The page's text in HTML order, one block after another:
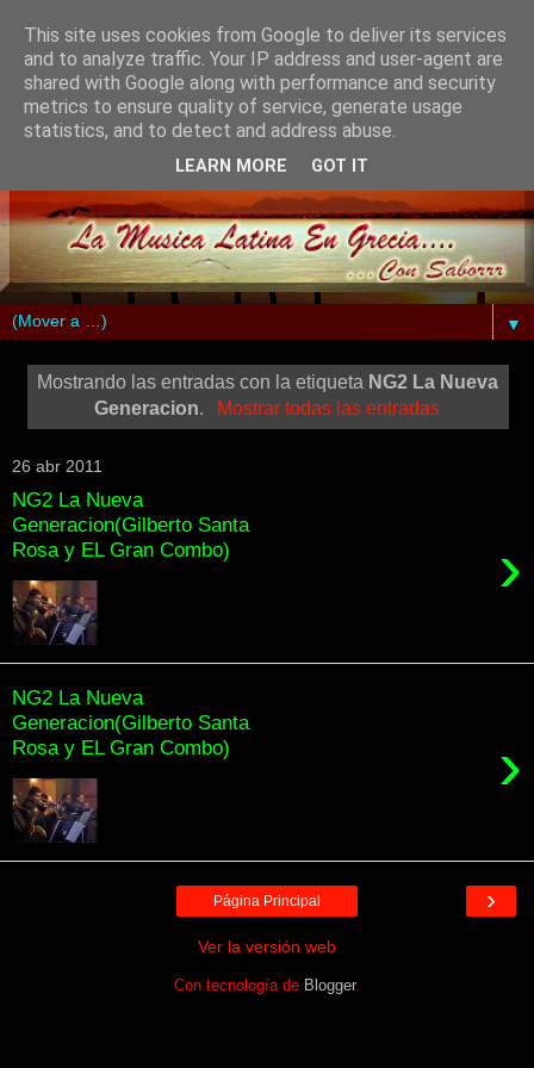
▼
Mostrando las entradas con la etiqueta NG2 La Nueva
Generacion. Mostrar todas las entradas
26 abr 2011
NG2 La Nueva
Generacion(Gilberto Santa
Rosa y EL Gran Combo)
›
NG2 La Nueva
Generacion(Gilberto Santa
Rosa y EL Gran Combo)
›
›
Página Principal
Ver la versión web
Con tecnología de Blogger.
This site uses cookies from Google to deliver its services
and to analyze traffic. Your IP address and user-agent are
shared with Google along with performance and security
metrics to ensure quality of service, generate usage
statistics, and to detect and address abuse.
LEARN MORE GOT IT